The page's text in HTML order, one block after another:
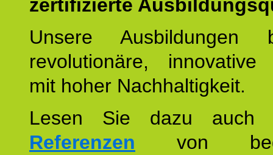
zertifizierte
Unsere Ausbildungen
revolutionäre, innovative
mit hoher Nachhaltigkeit.
Lesen Sie dazu
Referenzen von